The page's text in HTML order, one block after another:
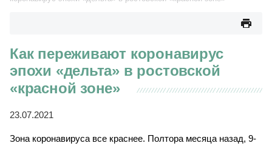
Как переживают коронавирус
эпохи «дельта» в ростовской
«красной зоне»
23.07.2021
Зона коронавируса все краснее. Полтора месяца назад, 9-